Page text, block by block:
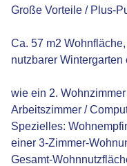
Große Vorteile / Plus-
Ca. 57 m2
nutzbarer Wintergarten
wie ein 2.
Arbeitszimmer /
Spezielles:
einer 3-Zimmer-
Gesamt-